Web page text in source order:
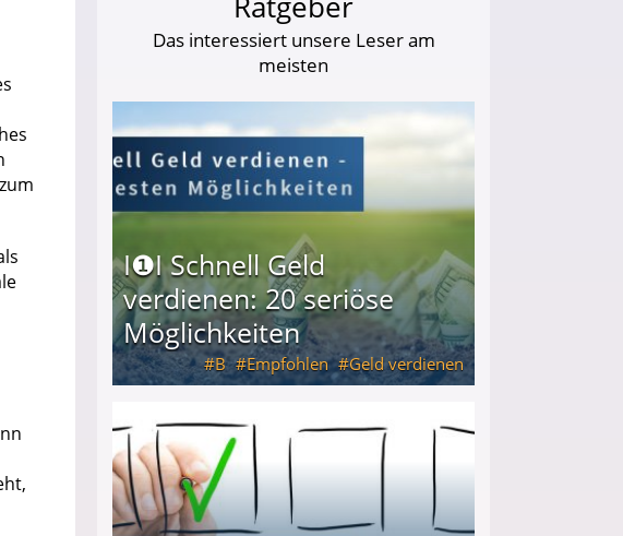
Das interessiert unsere Leser am
meisten
I❶I Schnell Geld
verdienen: 20 seriöse
Möglichkeiten
B Empfohlen Geld verdienen
Möglichkeiten